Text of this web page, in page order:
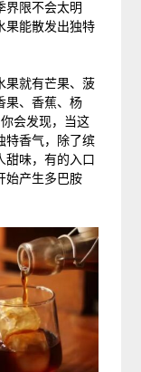
界限不会太明
果能散发出独特
果就有芒果、菠
果、香蕉、杨
会发现，当这
特香气，除了缤
甜味，有的入口
始产生多巴胺